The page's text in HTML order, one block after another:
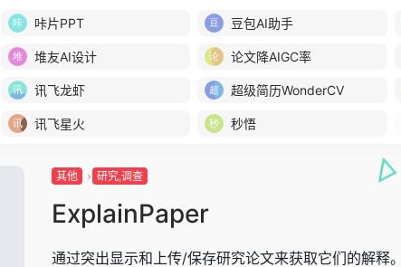
咔片PPT 豆包AI助手
堆友AI设计 论文降AIGC率
讯飞龙虾 超级简历WonderCV
讯飞星火 秒悟
其他 研究,调查
ExplainPaper
通过突出显示和上传/保存研究论文来获取它们的解释。